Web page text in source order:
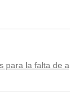
para la falta de